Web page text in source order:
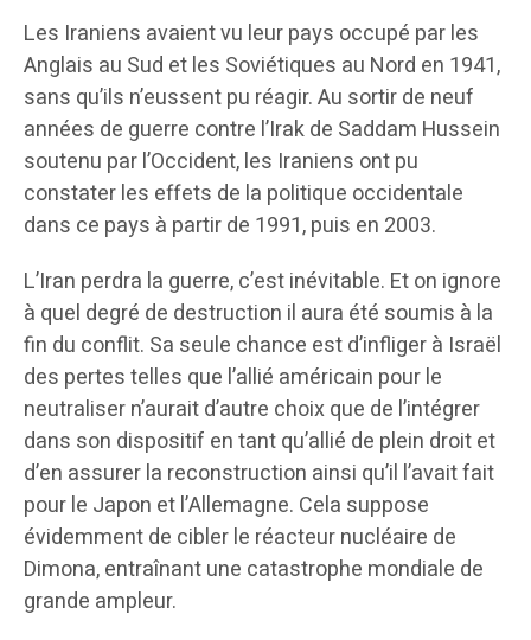
Les Iraniens avaient vu leur pays occupé par les
Anglais au Sud et les Soviétiques au Nord en 1941,
sans qu’ils n’eussent pu réagir. Au sortir de neuf
années de guerre contre l’Irak de Saddam Hussein
soutenu par l’Occident, les Iraniens ont pu
constater les effets de la politique occidentale
dans ce pays à partir de 1991, puis en 2003.
L’Iran perdra la guerre, c’est inévitable. Et on ignore
à quel degré de destruction il aura été soumis à la
fin du conflit. Sa seule chance est d’infliger à Israël
des pertes telles que l’allié américain pour le
neutraliser n’aurait d’autre choix que de l’intégrer
dans son dispositif en tant qu’allié de plein droit et
d’en assurer la reconstruction ainsi qu’il l’avait fait
pour le Japon et l’Allemagne. Cela suppose
évidemment de cibler le réacteur nucléaire de
Dimona, entraînant une catastrophe mondiale de
grande ampleur.